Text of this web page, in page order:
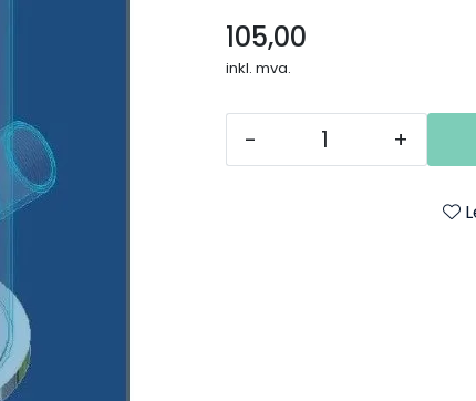
105,00
inkl. mva.
- +